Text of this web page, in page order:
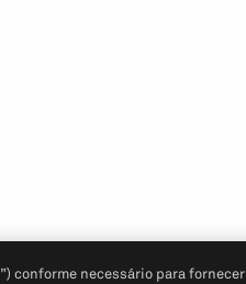
conforme necessário para fornecer